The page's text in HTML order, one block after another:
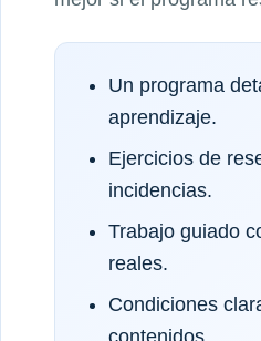
Un programa
aprendizaje.
Ejercicios de
incidencias.
Trabajo guiado
reales.
Condiciones